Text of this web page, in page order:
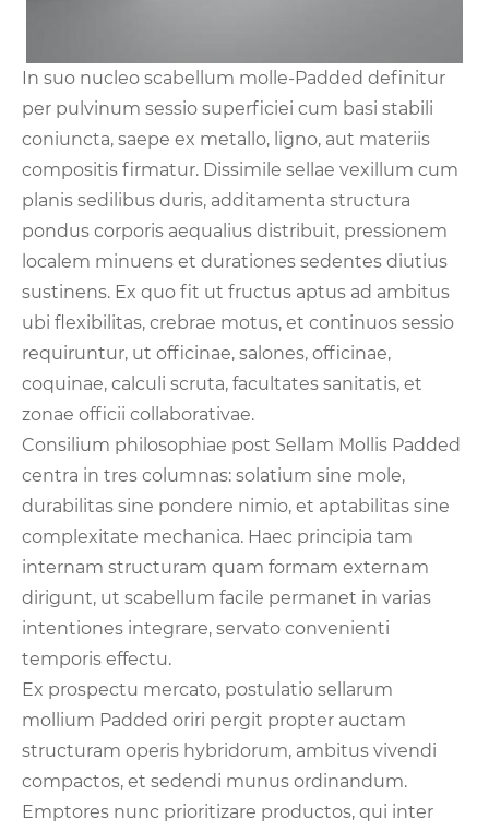
In suo nucleo scabellum molle-Padded definitur
per pulvinum sessio superficiei cum basi stabili
coniuncta, saepe ex metallo, ligno, aut materiis
compositis firmatur. Dissimile sellae vexillum cum
planis sedilibus duris, additamenta structura
pondus corporis aequalius distribuit, pressionem
localem minuens et durationes sedentes diutius
sustinens. Ex quo fit ut fructus aptus ad ambitus
ubi flexibilitas, crebrae motus, et continuos sessio
requiruntur, ut officinae, salones, officinae,
coquinae, calculi scruta, facultates sanitatis, et
zonae officii collaborativae.
Consilium philosophiae post Sellam Mollis Padded
centra in tres columnas: solatium sine mole,
durabilitas sine pondere nimio, et aptabilitas sine
complexitate mechanica. Haec principia tam
internam structuram quam formam externam
dirigunt, ut scabellum facile permanet in varias
intentiones integrare, servato convenienti
temporis effectu.
Ex prospectu mercato, postulatio sellarum
mollium Padded oriri pergit propter auctam
structuram operis hybridorum, ambitus vivendi
compactos, et sedendi munus ordinandum.
Emptores nunc prioritizare productos, qui inter